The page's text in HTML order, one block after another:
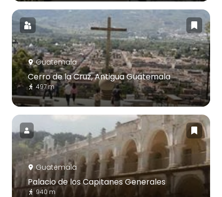
Guatemala
Cerro de la Cruz, Antigua Guatemala
497 m
Guatemala
Palacio de los Capitanes Generales
940 m